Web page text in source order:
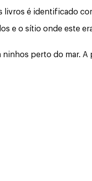
livros é identificado
e o sítio onde este
perto do mar.